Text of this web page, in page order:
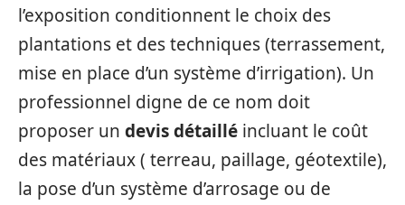
l’exposition conditionnent le choix des
plantations et des techniques (terrassement,
mise en place d’un système d’irrigation). Un
professionnel digne de ce nom doit
proposer un devis détaillé incluant le coût
des matériaux ( terreau, paillage, géotextile),
la pose d’un système d’arrosage ou de